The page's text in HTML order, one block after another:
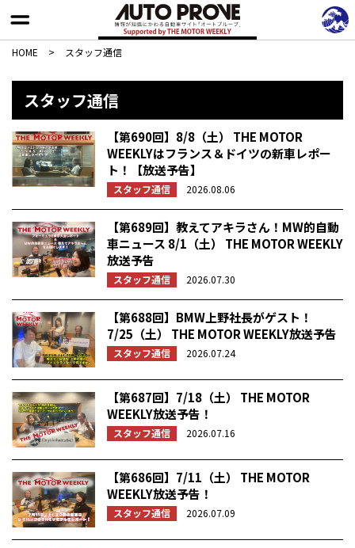
HOME > スタッフ通信
スタッフ通信
【第690回】8/8（土） THE MOTOR
WEEKLYはフランス＆ドイツの新車レポー
ト！【放送予告】
スタッフ通信 2026.08.06
【第689回】教えてアキラさん！MW的自動
車ニュース 8/1（土） THE MOTOR WEEKLY
放送予告
スタッフ通信 2026.07.30
【第688回】BMW上野社長がゲスト！
7/25（土） THE MOTOR WEEKLY放送予告
スタッフ通信 2026.07.24
【第687回】7/18（土） THE MOTOR
WEEKLY放送予告！
スタッフ通信 2026.07.16
【第686回】7/11（土） THE MOTOR
WEEKLY放送予告！
スタッフ通信 2026.07.09